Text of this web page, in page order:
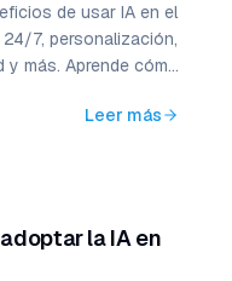
de usar IA en el
7, personalización,
y más. Aprende cómo
Leer más
la IA en